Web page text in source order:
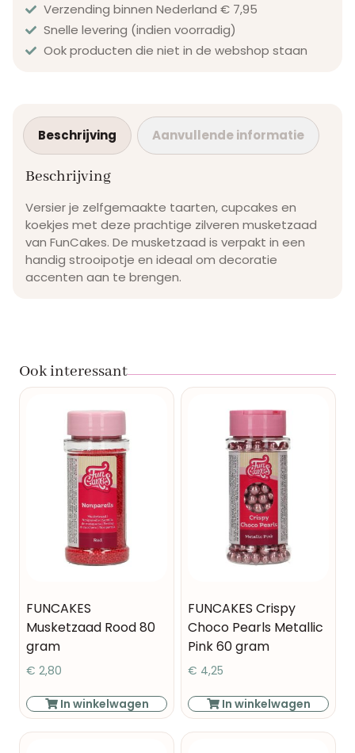
Verzending binnen Nederland € 7,95
Snelle levering (indien voorradig)
Ook producten die niet in de webshop staan​
Beschrijving Aanvullende informatie
Beschrijving
Versier je zelfgemaakte taarten, cupcakes en
koekjes met deze prachtige zilveren musketzaad
van FunCakes. De musketzaad is verpakt in een
handig strooipotje en ideaal om decoratie
accenten aan te brengen.
Ook interessant
FUNCAKES
Musketzaad Rood 80
gram
€ 2,80
In winkelwagen
FUNCAKES Crispy
Choco Pearls Metallic
Pink 60 gram
€ 4,25
In winkelwagen